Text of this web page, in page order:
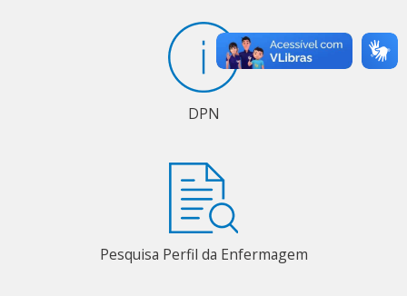
DPN
Pesquisa Perfil da Enfermagem